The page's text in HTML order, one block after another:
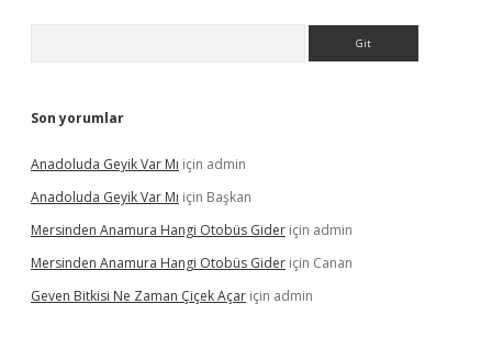
Son yorumlar
Anadoluda Geyik Var Mı için admin
Anadoluda Geyik Var Mı için Başkan
Mersinden Anamura Hangi Otobüs Gider için admin
Mersinden Anamura Hangi Otobüs Gider için Canan
Geven Bitkisi Ne Zaman Çiçek Açar için admin